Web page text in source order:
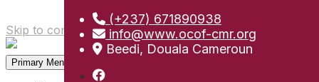
Skip to content
(+237) 671890938
info@www.ocof-cmr.org
Beedi, Douala Cameroun
Primary Menu